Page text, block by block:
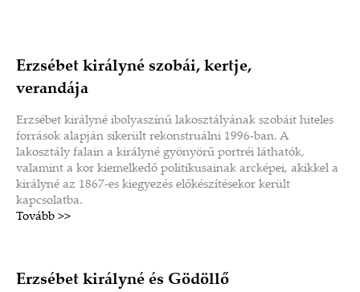
Erzsébet királyné szobái, kertje,
verandája
Erzsébet királyné ibolyaszínű lakosztályának szobáit hiteles
források alapján sikerült rekonstruálni 1996-ban. A
lakosztály falain a királyné gyönyörű portréi láthatók,
valamint a kor kiemelkedő politikusainak arcképei, akikkel a
királyné az 1867-es kiegyezés előkészítésekor került
kapcsolatba.
Tovább >>
Erzsébet királyné és Gödöllő